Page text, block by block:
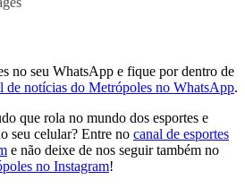
no seu WhatsApp e fique por dentro de
de notícias do Metrópoles no WhatsApp.
que rola no mundo dos esportes e
seu celular? Entre no canal de esportes
e não deixe de nos seguir também no
no Instagram!